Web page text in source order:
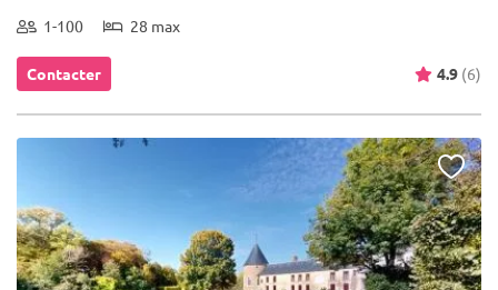
1-100 28 max
Contacter 4.9 (6)